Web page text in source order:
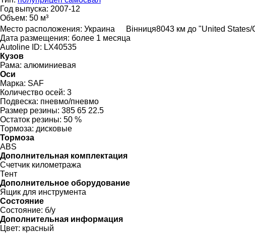
Год выпуска: 2007-12
Объем: 50 м³
Место расположения: Украина Вінниця8043 км до "United States/
Дата размещения: более 1 месяца
Autoline ID: LX40535
Кузов
Рама: алюминиевая
Оси
Марка: SAF
Количество осей: 3
Подвеска: пневмо/пневмо
Размер резины: 385 65 22.5
Остаток резины: 50 %
Тормоза: дисковые
Тормоза
ABS
Дополнительная комплектация
Счетчик километража
Тент
Дополнительное оборудование
Ящик для инструмента
Состояние
Состояние: б/у
Дополнительная информация
Цвет: красный